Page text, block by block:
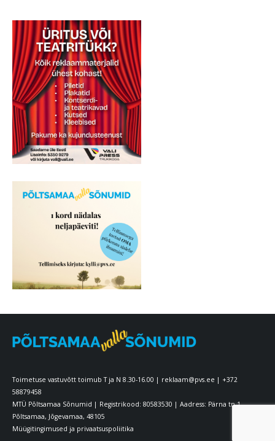
58879458
MTÜ Põltsamaa Sõnumid | Registrikood: 80583530 | Aadress: Pärna tn 1
Põltsamaa, Jõgevamaa, 48105
Müügitingimused ja privaatsuspoliitika